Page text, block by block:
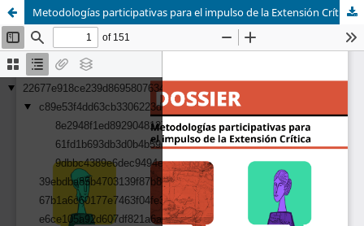
Metodologías participativas para el impulso de la Extensión Crítica